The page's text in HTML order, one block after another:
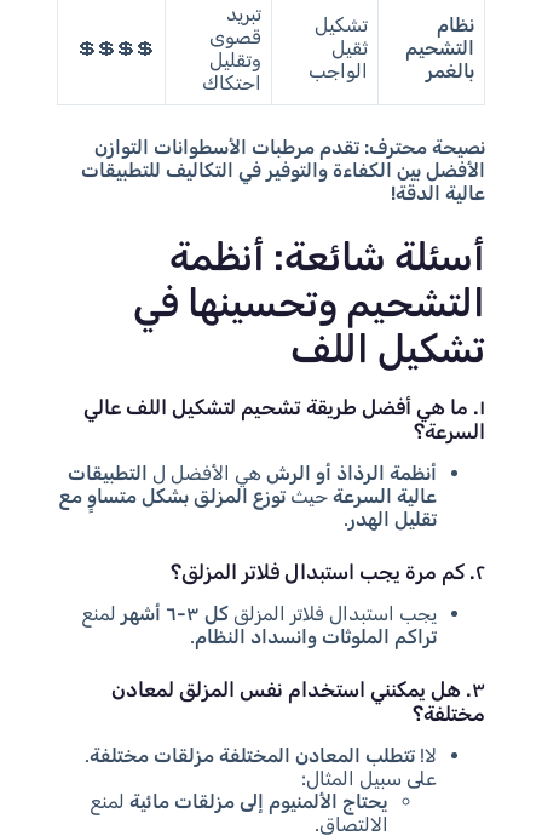
نظام
التشحيم
بالغمر
تشكيل
ثقيل
الواجب
تبريد
قصوى
وتقليل
احتكاك
💲💲💲💲
نصيحة محترف: تقدم مرطبات الأسطوانات التوازن
الأفضل بين الكفاءة والتوفير في التكاليف للتطبيقات
عالية الدقة!
أسئلة شائعة: أنظمة
التشحيم وتحسينها في
تشكيل اللف
١. ما هي أفضل طريقة تشحيم لتشكيل اللف عالي
السرعة؟
أنظمة الرذاذ أو الرشهي الأفضل ل التطبيقات
عالية السرعةحيث توزع المزلق بشكل متساوٍ مع
تقليل الهدر.
٢. كم مرة يجب استبدال فلاتر المزلق؟
يجب استبدال فلاتر المزلق كل ٣-٦ أشهر
لمنع
تراكم الملوثات وانسداد النظام.
٣. هل يمكنني استخدام نفس المزلق لمعادن
مختلفة؟
لا! تتطلب المعادن المختلفة مزلقات مختلفة.
على سبيل المثال:
يحتاج الألمنيوم إلى مزلقات مائيةلمنع
الالتصاق.